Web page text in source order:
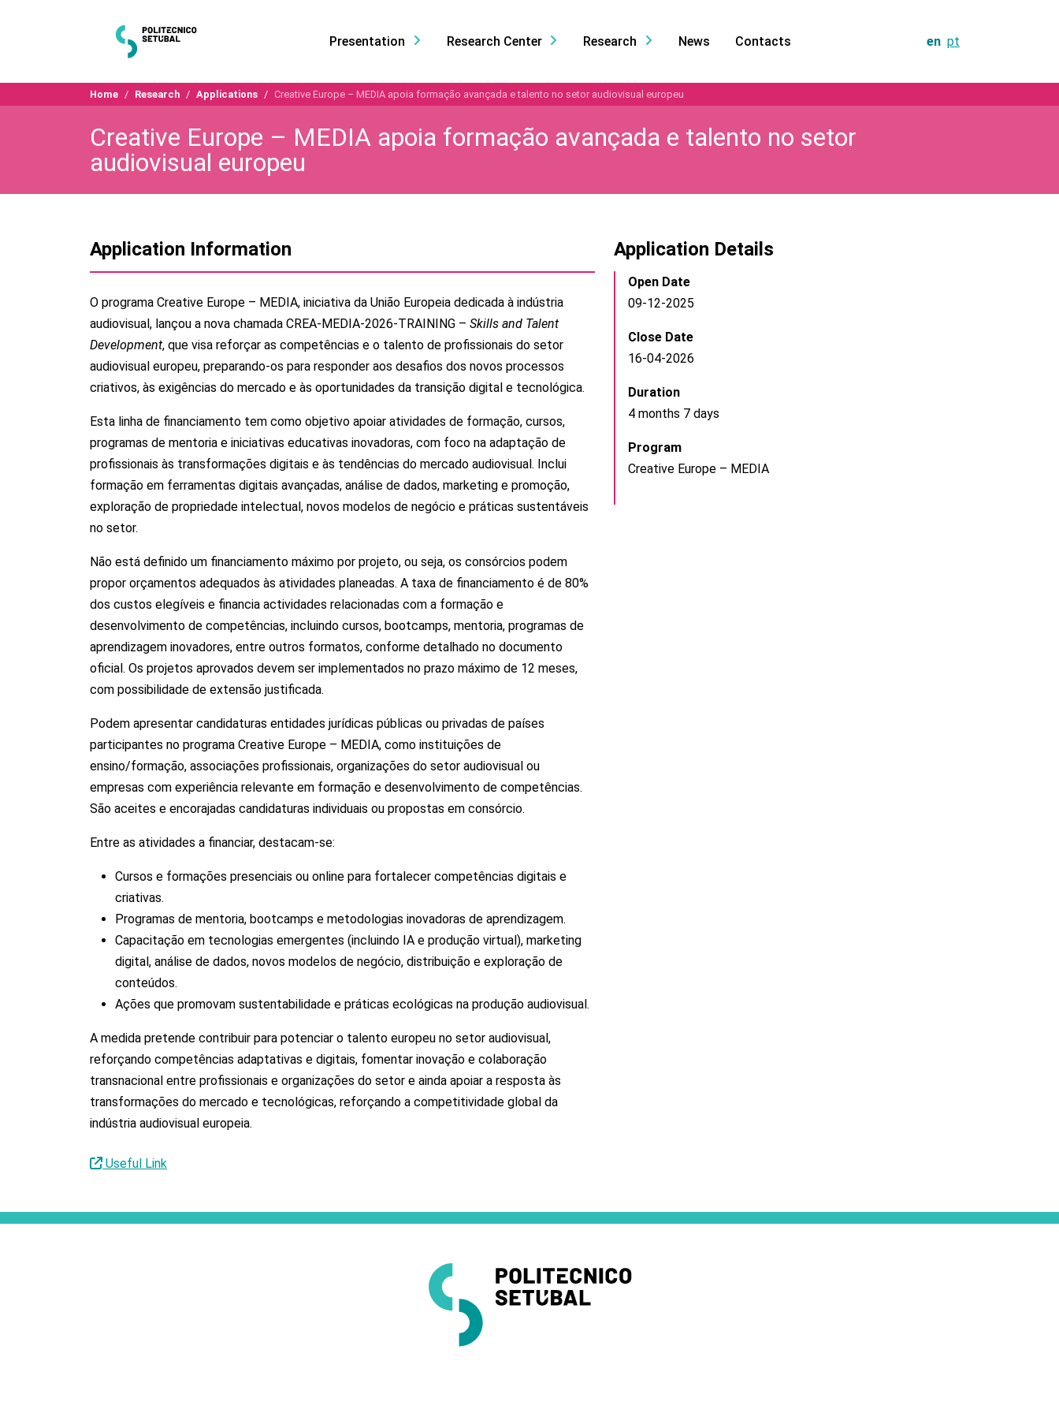
Presentation Research Center Research News Contacts en pt
Home Research Applications Creative Europe – MEDIA apoia formação avançada e talento no setor audiovisual europeu
Creative Europe – MEDIA apoia formação avançada e talento no setor
audiovisual europeu
Application Information
O programa Creative Europe – MEDIA, iniciativa da União Europeia dedicada à indústria
audiovisual, lançou a nova chamada CREA-MEDIA-2026-TRAINING – Skills and Talent
Development, que visa reforçar as competências e o talento de profissionais do setor
audiovisual europeu, preparando-os para responder aos desafios dos novos processos
criativos, às exigências do mercado e às oportunidades da transição digital e tecnológica.
Esta linha de financiamento tem como objetivo apoiar atividades de formação, cursos,
programas de mentoria e iniciativas educativas inovadoras, com foco na adaptação de
profissionais às transformações digitais e às tendências do mercado audiovisual. Inclui
formação em ferramentas digitais avançadas, análise de dados, marketing e promoção,
exploração de propriedade intelectual, novos modelos de negócio e práticas sustentáveis
no setor.
Não está definido um financiamento máximo por projeto, ou seja, os consórcios podem
propor orçamentos adequados às atividades planeadas. A taxa de financiamento é de 80%
dos custos elegíveis e financia actividades relacionadas com a formação e
desenvolvimento de competências, incluindo cursos, bootcamps, mentoria, programas de
aprendizagem inovadores, entre outros formatos, conforme detalhado no documento
oficial. Os projetos aprovados devem ser implementados no prazo máximo de 12 meses,
com possibilidade de extensão justificada.
Podem apresentar candidaturas entidades jurídicas públicas ou privadas de países
participantes no programa Creative Europe – MEDIA, como instituições de
ensino/formação, associações profissionais, organizações do setor audiovisual ou
empresas com experiência relevante em formação e desenvolvimento de competências.
São aceites e encorajadas candidaturas individuais ou propostas em consórcio.
Entre as atividades a financiar, destacam-se:
Cursos e formações presenciais ou online para fortalecer competências digitais e
criativas.
Programas de mentoria, bootcamps e metodologias inovadoras de aprendizagem.
Capacitação em tecnologias emergentes (incluindo IA e produção virtual), marketing
digital, análise de dados, novos modelos de negócio, distribuição e exploração de
conteúdos.
Ações que promovam sustentabilidade e práticas ecológicas na produção audiovisual.
A medida pretende contribuir para potenciar o talento europeu no setor audiovisual,
reforçando competências adaptativas e digitais, fomentar inovação e colaboração
transnacional entre profissionais e organizações do setor e ainda apoiar a resposta às
transformações do mercado e tecnológicas, reforçando a competitividade global da
indústria audiovisual europeia.
Useful Link
Application Details
Open Date
09-12-2025
Close Date
16-04-2026
Duration
4 months 7 days
Program
Creative Europe – MEDIA